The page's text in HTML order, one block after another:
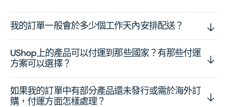
我的訂單一般會於多少個工作天內安排配送？
UShop上的產品可以付運到那些國家？有那些付運
方案可以選擇？
如果我的訂單中有部分產品還未發行或需於海外訂
購，付運方面怎樣處理？